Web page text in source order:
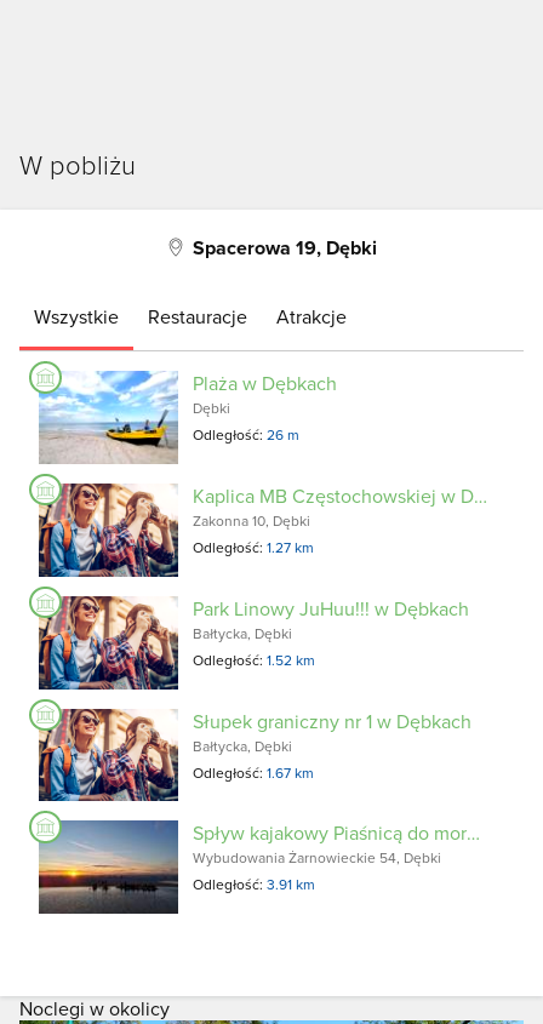
W pobliżu
Spacerowa 19, Dębki
Wszystkie Restauracje Atrakcje
Plaża w Dębkach
Dębki
Odległość:26 m
Kaplica MB Częstochowskiej w Dębkach
Zakonna 10, Dębki
Odległość:1.27 km
Park Linowy JuHuu!!! w Dębkach
Bałtycka, Dębki
Odległość:1.52 km
Słupek graniczny nr 1 w Dębkach
Bałtycka, Dębki
Odległość:1.67 km
Spływ kajakowy Piaśnicą do morza Żarnowiec Dębki
Wybudowania Żarnowieckie 54, Dębki
Odległość:3.91 km
Noclegi w okolicy